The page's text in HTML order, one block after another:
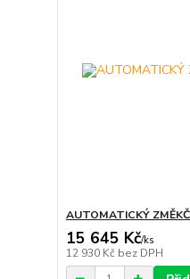
AUTOMATICKÝ
15 645 Kč/ks
12 930 Kč bez DPH